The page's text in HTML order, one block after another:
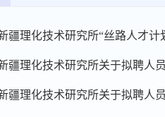
疆理化技术研究所“丝路人才计
疆理化技术研究所关于拟聘人
疆理化技术研究所关于拟聘人